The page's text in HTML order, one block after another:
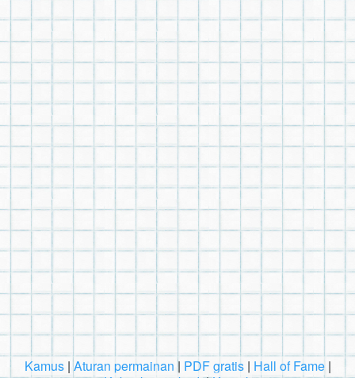
Kamus| Aturan permainan | PDF gratis| Hall of Fame|